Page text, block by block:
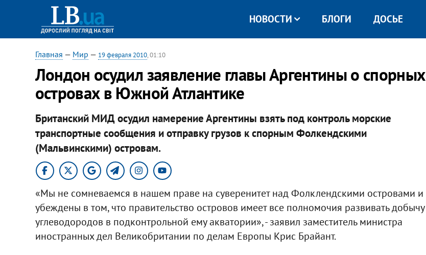
НОВОСТИ БЛОГИ ДОСЬЕ
Главная — Мир — 19 февраля 2010, 01:10
Лондон осудил заявление главы Аргентины о спорных
островах в Южной Атлантике
Британский МИД осудил намерение Аргентины взять под контроль морские
транспортные сообщения и отправку грузов к спорным Фолкендскими
(Мальвинскими) островам.
«Мы не сомневаемся в нашем праве на суверенитет над Фолклендскими островами и
убеждены в том, что правительство островов имеет все полномочия развивать добычу
углеводородов в подконтрольной ему акватории», - заявил заместитель министра
иностранных дел Великобритании по делам Европы Крис Брайант.